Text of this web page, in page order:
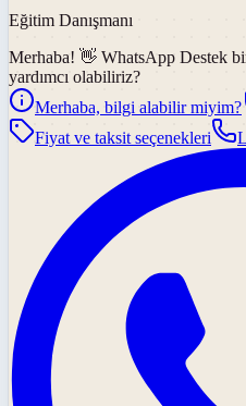
Eğitim Danışmanı
Merhaba! 👋 WhatsApp Destek
yardımcı olabiliriz?
Merhaba, bilgi alabilir miyim?
Fiyat ve taksit seçenekleri